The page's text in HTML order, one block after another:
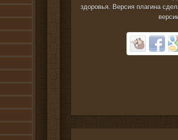
здоровья. Версия плагина